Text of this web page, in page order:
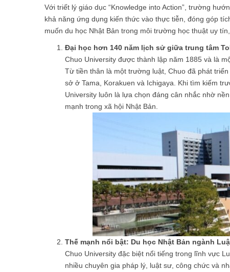
Với triết lý giáo dục “Knowledge into Action”, trường
khả năng ứng dụng kiến thức vào thực tiễn, đóng góp
muốn du học Nhật Bản trong môi trường học thuật uy
Đại học hơn 140 năm lịch sử giữa trung tâm
Chuo University được thành lập năm 1885 và là
Từ tiền thân là một trường luật, Chuo đã phát
sở ở Tama, Korakuen và Ichigaya. Khi tìm kiếm
University luôn là lựa chọn đáng cân nhắc nhờ
mạnh trong xã hội Nhật Bản.
Thế mạnh nổi bật: Du học Nhật Bản ngành
Chuo University đặc biệt nổi tiếng trong lĩnh vực
nhiều chuyên gia pháp lý, luật sư, công chức và